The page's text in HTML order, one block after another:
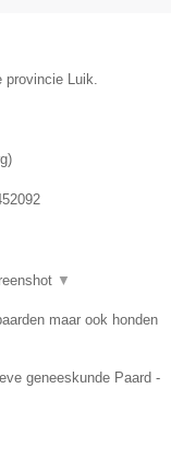
Luik.
)
▼
maar ook honden
geneeskunde Paard -